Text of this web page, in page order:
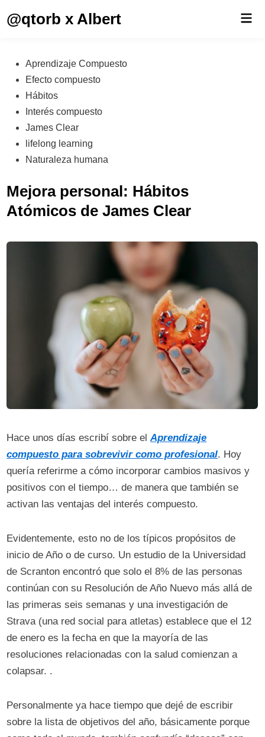
@qtorb x Albert
Publicado
en
Aprendizaje Compuesto
Efecto compuesto
Hábitos
Interés compuesto
James Clear
lifelong learning
Naturaleza humana
Mejora personal: Hábitos
Atómicos de James Clear
Hace unos días escribí sobre elAprendizaje
compuesto para sobrevivir como profesional. Hoy
quería referirme a cómo incorporar cambios masivos y
positivos con el tiempo… de manera que también se
activan las ventajas del interés compuesto.
Evidentemente, esto no de los típicos propósitos de
inicio de Año o de curso. Un estudio de la Universidad
de Scranton encontró que solo el 8% de las personas
continúan con su Resolución de Año Nuevo más allá de
las primeras seis semanas y una investigación de
Strava (una red social para atletas) establece que el 12
de enero es la fecha en que la mayoría de las
resoluciones relacionadas con la salud comienzan a
colapsar. .
Personalmente ya hace tiempo que dejé de escribir
sobre la lista de objetivos del año, básicamente porque